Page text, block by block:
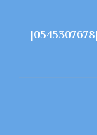
شركة تنظيف فلل في العين |0545307678|